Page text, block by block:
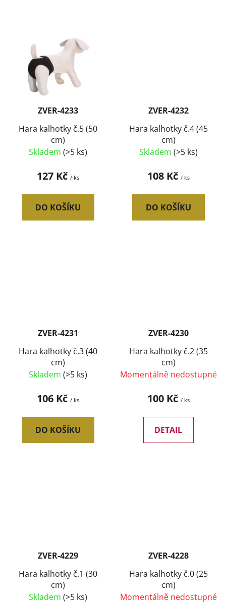
ZVER-4233
Hara kalhotky č.5 (50
cm)
Skladem (>5 ks)
127 Kč / ks
DO KOŠÍKU
ZVER-4232
Hara kalhotky č.4 (45
cm)
Skladem (>5 ks)
108 Kč / ks
DO KOŠÍKU
ZVER-4231
Hara kalhotky č.3 (40
cm)
Skladem (>5 ks)
106 Kč / ks
DO KOŠÍKU
ZVER-4230
Hara kalhotky č.2 (35
cm)
Momentálně nedostupné
100 Kč / ks
DETAIL
ZVER-4229
Hara kalhotky č.1 (30
cm)
Skladem (>5 ks)
ZVER-4228
Hara kalhotky č.0 (25
cm)
Momentálně nedostupné